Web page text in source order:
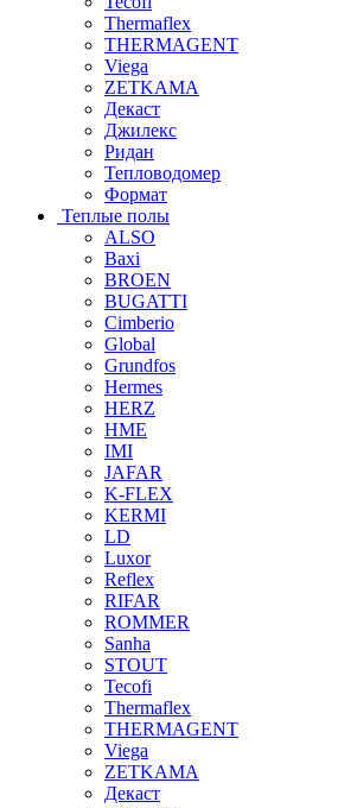
Thermaflex
THERMAGENT
Viega
ZETKAMA
Декаст
Джилекс
Ридан
Тепловодомер
Формат
Теплые полы
ALSO
Baxi
BROEN
BUGATTI
Cimberio
Global
Grundfos
Hermes
HERZ
HME
IMI
JAFAR
K-FLEX
KERMI
LD
Luxor
Reflex
RIFAR
ROMMER
Sanha
STOUT
Tecofi
Thermaflex
THERMAGENT
Viega
ZETKAMA
Декаст